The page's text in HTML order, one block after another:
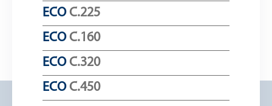
ECO C.225
ECO C.160
ECO C.320
ECO C.450